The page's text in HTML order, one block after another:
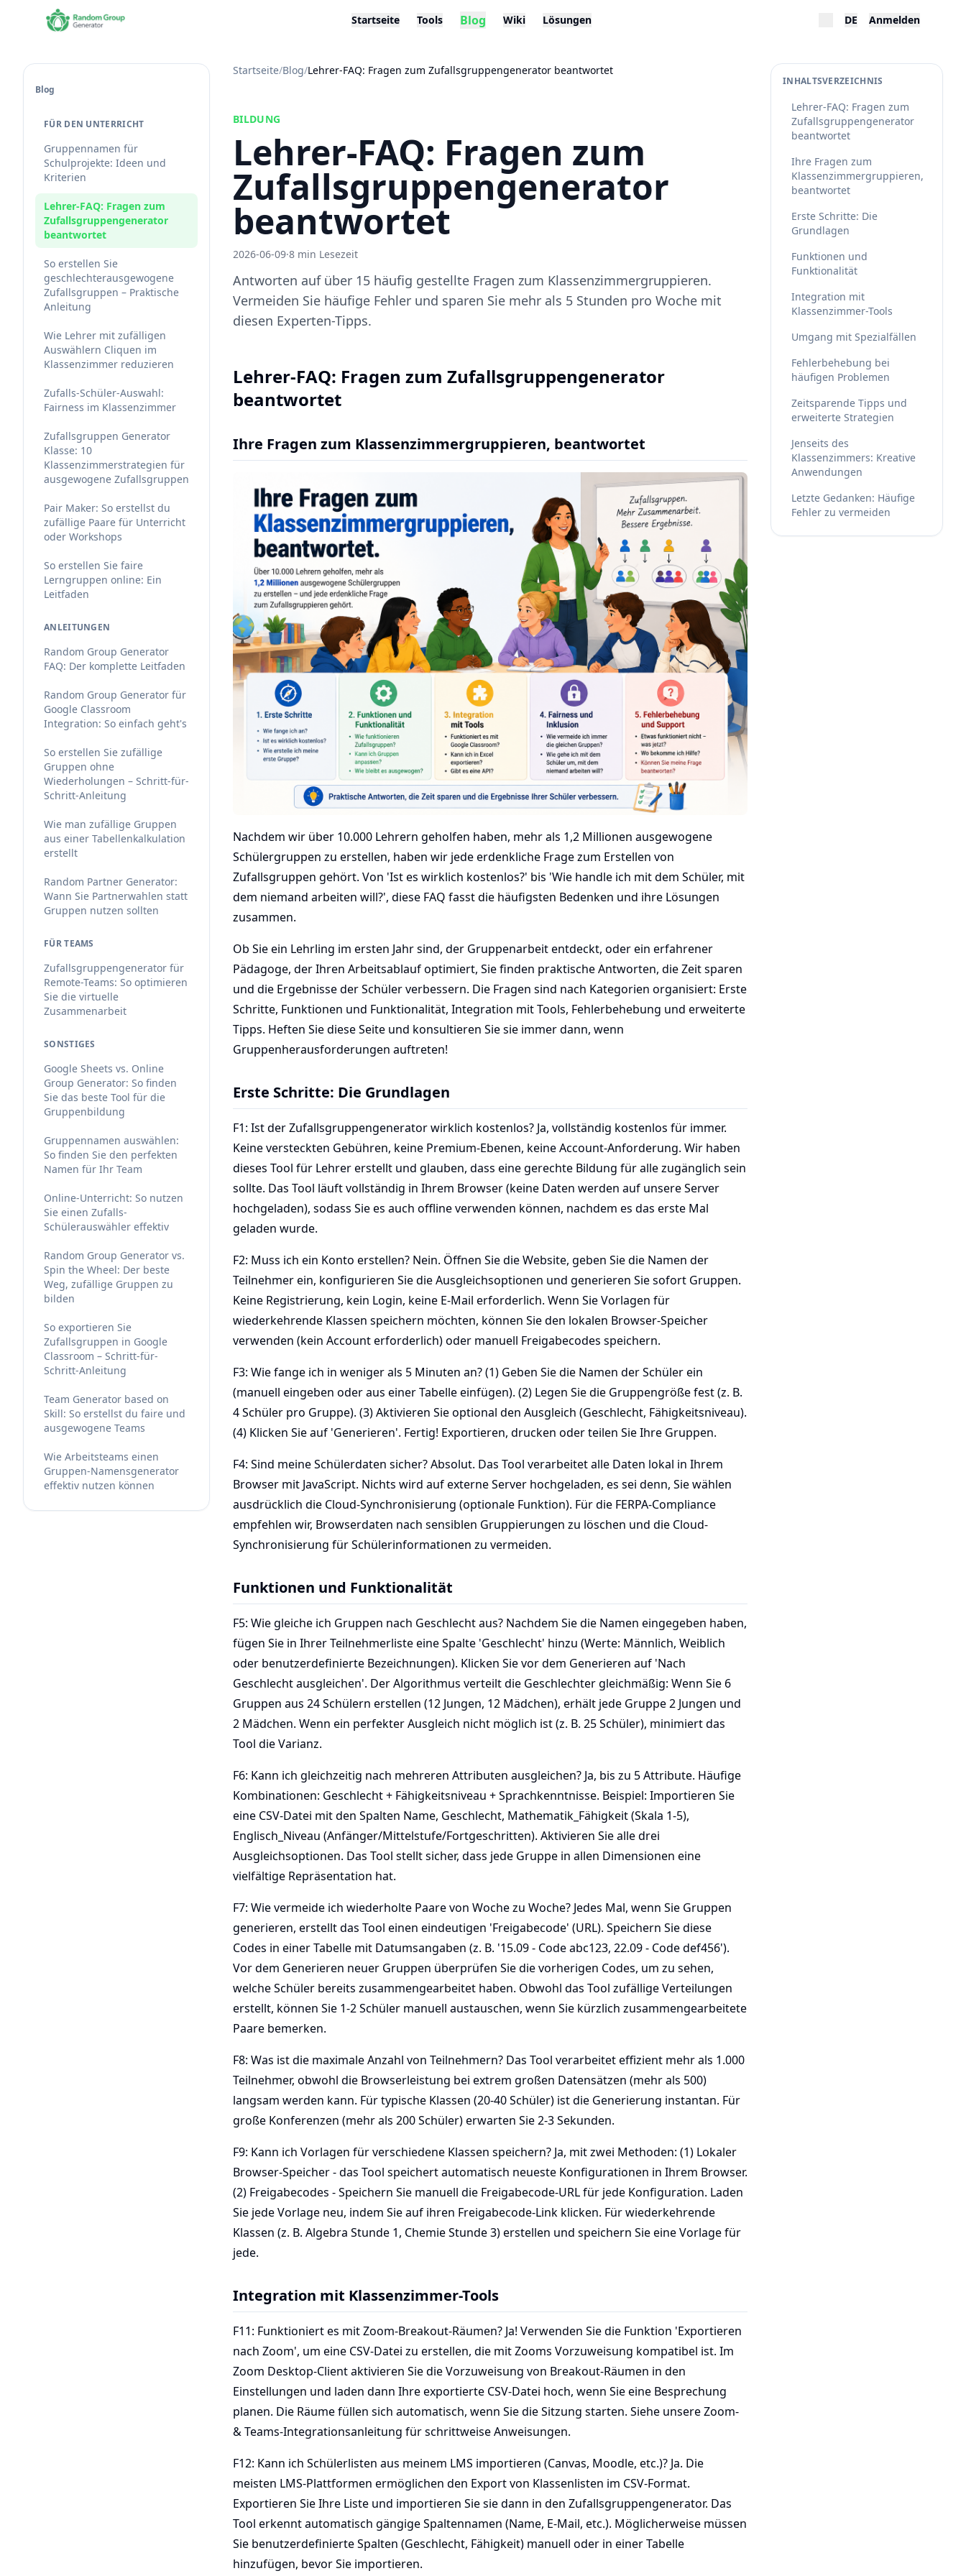
Startseite Tools Blog Wiki Lösungen DE Anmelden
Blog
FÜR DEN UNTERRICHT
Gruppennamen für
Schulprojekte: Ideen und
Kriterien
Lehrer-FAQ: Fragen zum
Zufallsgruppengenerator
beantwortet
So erstellen Sie
geschlechterausgewogene
Zufallsgruppen – Praktische
Anleitung
Wie Lehrer mit zufälligen
Auswählern Cliquen im
Klassenzimmer reduzieren
Zufalls-Schüler-Auswahl:
Fairness im Klassenzimmer
Zufallsgruppen Generator
Klasse: 10
Klassenzimmerstrategien für
ausgewogene Zufallsgruppen
Pair Maker: So erstellst du
zufällige Paare für Unterricht
oder Workshops
So erstellen Sie faire
Lerngruppen online: Ein
Leitfaden
ANLEITUNGEN
Random Group Generator
FAQ: Der komplette Leitfaden
Random Group Generator für
Google Classroom
Integration: So einfach geht's
So erstellen Sie zufällige
Gruppen ohne
Wiederholungen – Schritt-für-
Schritt-Anleitung
Wie man zufällige Gruppen
aus einer Tabellenkalkulation
erstellt
Random Partner Generator:
Wann Sie Partnerwahlen statt
Gruppen nutzen sollten
FÜR TEAMS
Zufallsgruppengenerator für
Remote-Teams: So optimieren
Sie die virtuelle
Zusammenarbeit
SONSTIGES
Google Sheets vs. Online
Group Generator: So finden
Sie das beste Tool für die
Gruppenbildung
Gruppennamen auswählen:
So finden Sie den perfekten
Namen für Ihr Team
Online-Unterricht: So nutzen
Sie einen Zufalls-
Schülerauswähler effektiv
Random Group Generator vs.
Spin the Wheel: Der beste
Weg, zufällige Gruppen zu
bilden
So exportieren Sie
Zufallsgruppen in Google
Classroom – Schritt-für-
Schritt-Anleitung
Team Generator based on
Skill: So erstellst du faire und
ausgewogene Teams
Wie Arbeitsteams einen
Gruppen-Namensgenerator
effektiv nutzen können
Startseite/Blog/Lehrer-FAQ: Fragen zum Zufallsgruppengenerator beantwortet
BILDUNG
Lehrer-FAQ: Fragen zum
Zufallsgruppengenerator
beantwortet
2026-06-09·8 min Lesezeit
Antworten auf über 15 häufig gestellte Fragen zum Klassenzimmergruppieren.
Vermeiden Sie häufige Fehler und sparen Sie mehr als 5 Stunden pro Woche mit
diesen Experten-Tipps.
Lehrer-FAQ: Fragen zum Zufallsgruppengenerator
beantwortet
Ihre Fragen zum Klassenzimmergruppieren, beantwortet
Nachdem wir über 10.000 Lehrern geholfen haben, mehr als 1,2 Millionen ausgewogene
Schülergruppen zu erstellen, haben wir jede erdenkliche Frage zum Erstellen von
Zufallsgruppen gehört. Von 'Ist es wirklich kostenlos?' bis 'Wie handle ich mit dem Schüler, mit
dem niemand arbeiten will?', diese FAQ fasst die häufigsten Bedenken und ihre Lösungen
zusammen.
Ob Sie ein Lehrling im ersten Jahr sind, der Gruppenarbeit entdeckt, oder ein erfahrener
Pädagoge, der Ihren Arbeitsablauf optimiert, Sie finden praktische Antworten, die Zeit sparen
und die Ergebnisse der Schüler verbessern. Die Fragen sind nach Kategorien organisiert: Erste
Schritte, Funktionen und Funktionalität, Integration mit Tools, Fehlerbehebung und erweiterte
Tipps. Heften Sie diese Seite und konsultieren Sie sie immer dann, wenn
Gruppenherausforderungen auftreten!
Erste Schritte: Die Grundlagen
F1: Ist der Zufallsgruppengenerator wirklich kostenlos? Ja, vollständig kostenlos für immer.
Keine versteckten Gebühren, keine Premium-Ebenen, keine Account-Anforderung. Wir haben
dieses Tool für Lehrer erstellt und glauben, dass eine gerechte Bildung für alle zugänglich sein
sollte. Das Tool läuft vollständig in Ihrem Browser (keine Daten werden auf unsere Server
hochgeladen), sodass Sie es auch offline verwenden können, nachdem es das erste Mal
geladen wurde.
F2: Muss ich ein Konto erstellen? Nein. Öffnen Sie die Website, geben Sie die Namen der
Teilnehmer ein, konfigurieren Sie die Ausgleichsoptionen und generieren Sie sofort Gruppen.
Keine Registrierung, kein Login, keine E-Mail erforderlich. Wenn Sie Vorlagen für
wiederkehrende Klassen speichern möchten, können Sie den lokalen Browser-Speicher
verwenden (kein Account erforderlich) oder manuell Freigabecodes speichern.
F3: Wie fange ich in weniger als 5 Minuten an? (1) Geben Sie die Namen der Schüler ein
(manuell eingeben oder aus einer Tabelle einfügen). (2) Legen Sie die Gruppengröße fest (z. B.
4 Schüler pro Gruppe). (3) Aktivieren Sie optional den Ausgleich (Geschlecht, Fähigkeitsniveau).
(4) Klicken Sie auf 'Generieren'. Fertig! Exportieren, drucken oder teilen Sie Ihre Gruppen.
F4: Sind meine Schülerdaten sicher? Absolut. Das Tool verarbeitet alle Daten lokal in Ihrem
Browser mit JavaScript. Nichts wird auf externe Server hochgeladen, es sei denn, Sie wählen
ausdrücklich die Cloud-Synchronisierung (optionale Funktion). Für die FERPA-Compliance
empfehlen wir, Browserdaten nach sensiblen Gruppierungen zu löschen und die Cloud-
Synchronisierung für Schülerinformationen zu vermeiden.
Funktionen und Funktionalität
F5: Wie gleiche ich Gruppen nach Geschlecht aus? Nachdem Sie die Namen eingegeben haben,
fügen Sie in Ihrer Teilnehmerliste eine Spalte 'Geschlecht' hinzu (Werte: Männlich, Weiblich
oder benutzerdefinierte Bezeichnungen). Klicken Sie vor dem Generieren auf 'Nach
Geschlecht ausgleichen'. Der Algorithmus verteilt die Geschlechter gleichmäßig: Wenn Sie 6
Gruppen aus 24 Schülern erstellen (12 Jungen, 12 Mädchen), erhält jede Gruppe 2 Jungen und
2 Mädchen. Wenn ein perfekter Ausgleich nicht möglich ist (z. B. 25 Schüler), minimiert das
Tool die Varianz.
F6: Kann ich gleichzeitig nach mehreren Attributen ausgleichen? Ja, bis zu 5 Attribute. Häufige
Kombinationen: Geschlecht + Fähigkeitsniveau + Sprachkenntnisse. Beispiel: Importieren Sie
eine CSV-Datei mit den Spalten Name, Geschlecht, Mathematik_Fähigkeit (Skala 1-5),
Englisch_Niveau (Anfänger/Mittelstufe/Fortgeschritten). Aktivieren Sie alle drei
Ausgleichsoptionen. Das Tool stellt sicher, dass jede Gruppe in allen Dimensionen eine
vielfältige Repräsentation hat.
F7: Wie vermeide ich wiederholte Paare von Woche zu Woche? Jedes Mal, wenn Sie Gruppen
generieren, erstellt das Tool einen eindeutigen 'Freigabecode' (URL). Speichern Sie diese
Codes in einer Tabelle mit Datumsangaben (z. B. '15.09 - Code abc123, 22.09 - Code def456').
Vor dem Generieren neuer Gruppen überprüfen Sie die vorherigen Codes, um zu sehen,
welche Schüler bereits zusammengearbeitet haben. Obwohl das Tool zufällige Verteilungen
erstellt, können Sie 1-2 Schüler manuell austauschen, wenn Sie kürzlich zusammengearbeitete
Paare bemerken.
F8: Was ist die maximale Anzahl von Teilnehmern? Das Tool verarbeitet effizient mehr als 1.000
Teilnehmer, obwohl die Browserleistung bei extrem großen Datensätzen (mehr als 500)
langsam werden kann. Für typische Klassen (20-40 Schüler) ist die Generierung instantan. Für
große Konferenzen (mehr als 200 Schüler) erwarten Sie 2-3 Sekunden.
F9: Kann ich Vorlagen für verschiedene Klassen speichern? Ja, mit zwei Methoden: (1) Lokaler
Browser-Speicher - das Tool speichert automatisch neueste Konfigurationen in Ihrem Browser.
(2) Freigabecodes - Speichern Sie manuell die Freigabecode-URL für jede Konfiguration. Laden
Sie jede Vorlage neu, indem Sie auf ihren Freigabecode-Link klicken. Für wiederkehrende
Klassen (z. B. Algebra Stunde 1, Chemie Stunde 3) erstellen und speichern Sie eine Vorlage für
jede.
Integration mit Klassenzimmer-Tools
F11: Funktioniert es mit Zoom-Breakout-Räumen? Ja! Verwenden Sie die Funktion 'Exportieren
nach Zoom', um eine CSV-Datei zu erstellen, die mit Zooms Vorzuweisung kompatibel ist. Im
Zoom Desktop-Client aktivieren Sie die Vorzuweisung von Breakout-Räumen in den
Einstellungen und laden dann Ihre exportierte CSV-Datei hoch, wenn Sie eine Besprechung
planen. Die Räume füllen sich automatisch, wenn Sie die Sitzung starten. Siehe unsere Zoom-
& Teams-Integrationsanleitung für schrittweise Anweisungen.
F12: Kann ich Schülerlisten aus meinem LMS importieren (Canvas, Moodle, etc.)? Ja. Die
meisten LMS-Plattformen ermöglichen den Export von Klassenlisten im CSV-Format.
Exportieren Sie Ihre Liste und importieren Sie sie dann in den Zufallsgruppengenerator. Das
Tool erkennt automatisch gängige Spaltennamen (Name, E-Mail, etc.). Möglicherweise müssen
Sie benutzerdefinierte Spalten (Geschlecht, Fähigkeit) manuell oder in einer Tabelle
hinzufügen, bevor Sie importieren.
INHALTSVERZEICHNIS
Lehrer-FAQ: Fragen zum
Zufallsgruppengenerator
beantwortet
Ihre Fragen zum
Klassenzimmergruppieren,
beantwortet
Erste Schritte: Die
Grundlagen
Funktionen und
Funktionalität
Integration mit
Klassenzimmer-Tools
Umgang mit Spezialfällen
Fehlerbehebung bei
häufigen Problemen
Zeitsparende Tipps und
erweiterte Strategien
Jenseits des
Klassenzimmers: Kreative
Anwendungen
Letzte Gedanken: Häufige
Fehler zu vermeiden